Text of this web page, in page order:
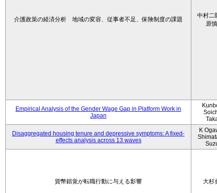
介護政策の経済分析 地域の変容、従事者不足、保険制度の課題
中村二
原
Empirical Analysis of the Gender Wage Gap in Platform Work in
Japan
Disaggregated housing tenure and depressive symptoms: A fixed-
effects analysis across 13 waves
K
貨幣錯覚が転職行動に与える影響 大杉